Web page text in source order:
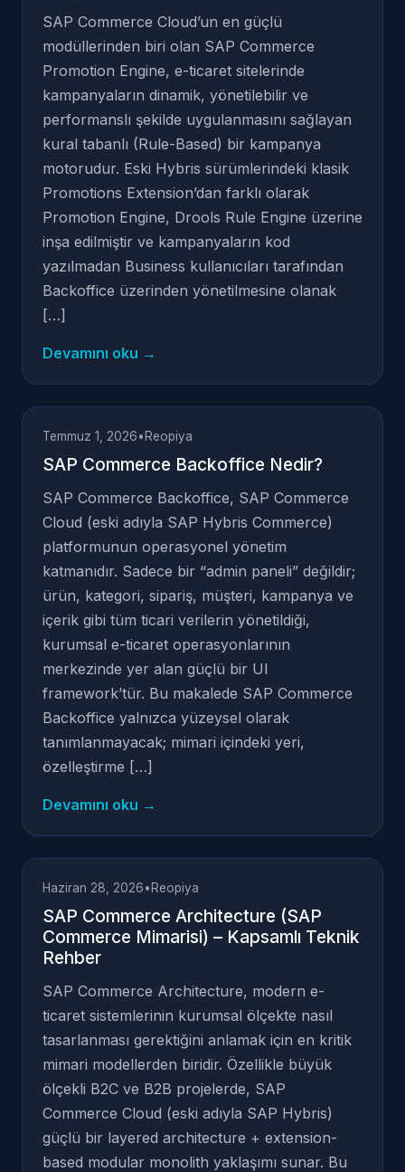
SAP Commerce Cloud’un en güçlü
modüllerinden biri olan SAP Commerce
Promotion Engine, e-ticaret sitelerinde
kampanyaların dinamik, yönetilebilir ve
performanslı şekilde uygulanmasını sağlayan
kural tabanlı (Rule-Based) bir kampanya
motorudur. Eski Hybris sürümlerindeki klasik
Promotions Extension’dan farklı olarak
Promotion Engine, Drools Rule Engine üzerine
inşa edilmiştir ve kampanyaların kod
yazılmadan Business kullanıcıları tarafından
Backoffice üzerinden yönetilmesine olanak
[…]
Devamını oku →
Temmuz 1, 2026• Reopiya
SAP Commerce Backoffice Nedir?
SAP Commerce Backoffice, SAP Commerce
Cloud (eski adıyla SAP Hybris Commerce)
platformunun operasyonel yönetim
katmanıdır. Sadece bir “admin paneli” değildir;
ürün, kategori, sipariş, müşteri, kampanya ve
içerik gibi tüm ticari verilerin yönetildiği,
kurumsal e-ticaret operasyonlarının
merkezinde yer alan güçlü bir UI
framework’tür. Bu makalede SAP Commerce
Backoffice yalnızca yüzeysel olarak
tanımlanmayacak; mimari içindeki yeri,
özelleştirme […]
Devamını oku →
Haziran 28, 2026• Reopiya
SAP Commerce Architecture (SAP
Commerce Mimarisi) – Kapsamlı Teknik
Rehber
SAP Commerce Architecture, modern e-
ticaret sistemlerinin kurumsal ölçekte nasıl
tasarlanması gerektiğini anlamak için en kritik
mimari modellerden biridir. Özellikle büyük
ölçekli B2C ve B2B projelerde, SAP
Commerce Cloud (eski adıyla SAP Hybris)
güçlü bir layered architecture + extension-
based modular monolith yaklaşımı sunar. Bu